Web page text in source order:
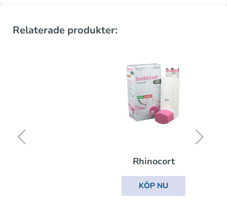
Relaterade produkter:
Rhinocort